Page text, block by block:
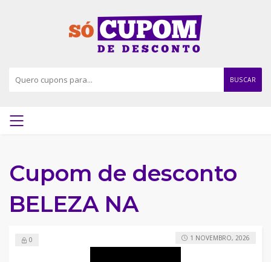
BUSCAR
Cupom de desconto
BELEZA NA
0 1 NOVEMBRO, 2026